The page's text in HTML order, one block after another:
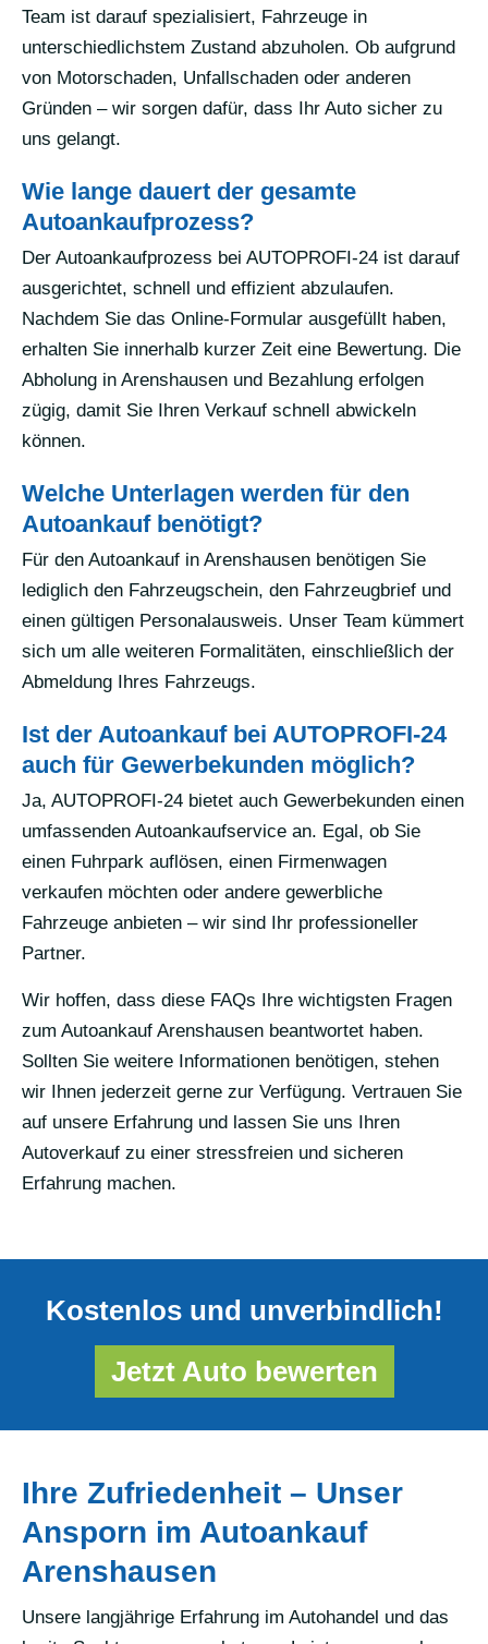
Team ist darauf spezialisiert, Fahrzeuge in
unterschiedlichstem Zustand abzuholen. Ob aufgrund
von Motorschaden, Unfallschaden oder anderen
Gründen – wir sorgen dafür, dass Ihr Auto sicher zu
uns gelangt.
Wie lange dauert der gesamte
Autoankaufprozess?
Der Autoankaufprozess bei AUTOPROFI-24 ist darauf
ausgerichtet, schnell und effizient abzulaufen.
Nachdem Sie das Online-Formular ausgefüllt haben,
erhalten Sie innerhalb kurzer Zeit eine Bewertung. Die
Abholung in Arenshausen und Bezahlung erfolgen
zügig, damit Sie Ihren Verkauf schnell abwickeln
können.
Welche Unterlagen werden für den
Autoankauf benötigt?
Für den Autoankauf in Arenshausen benötigen Sie
lediglich den Fahrzeugschein, den Fahrzeugbrief und
einen gültigen Personalausweis. Unser Team kümmert
sich um alle weiteren Formalitäten, einschließlich der
Abmeldung Ihres Fahrzeugs.
Ist der Autoankauf bei AUTOPROFI-24
auch für Gewerbekunden möglich?
Ja, AUTOPROFI-24 bietet auch Gewerbekunden einen
umfassenden Autoankaufservice an. Egal, ob Sie
einen Fuhrpark auflösen, einen Firmenwagen
verkaufen möchten oder andere gewerbliche
Fahrzeuge anbieten – wir sind Ihr professioneller
Partner.
Wir hoffen, dass diese FAQs Ihre wichtigsten Fragen
zum Autoankauf Arenshausen beantwortet haben.
Sollten Sie weitere Informationen benötigen, stehen
wir Ihnen jederzeit gerne zur Verfügung. Vertrauen Sie
auf unsere Erfahrung und lassen Sie uns Ihren
Autoverkauf zu einer stressfreien und sicheren
Erfahrung machen.
Kostenlos und unverbindlich!
Jetzt Auto bewerten
Ihre Zufriedenheit – Unser
Ansporn im Autoankauf
Arenshausen
Unsere langjährige Erfahrung im Autohandel und das